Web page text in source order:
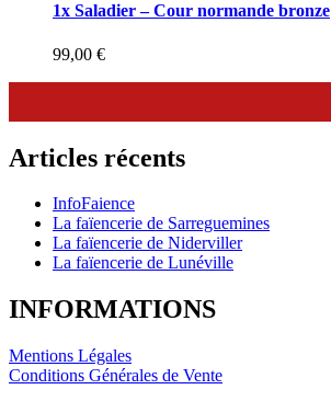
1x Saladier – Cour normande bronze
99,00 €
Articles récents
InfoFaience
La faïencerie de Sarreguemines
La faïencerie de Niderviller
La faïencerie de Lunéville
INFORMATIONS
Mentions Légales
Conditions Générales de Vente